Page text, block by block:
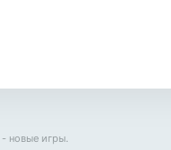
- новые игры.